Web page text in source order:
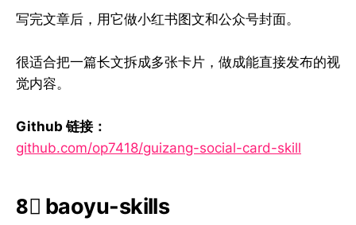
写完文章后，用它做小红书图文和公众号封面。
很适合把一篇长文拆成多张卡片，做成能直接发布的视
觉内容。
Github 链接：
github.com/op7418/guizang-social-card-skill
8⃣ baoyu-skills